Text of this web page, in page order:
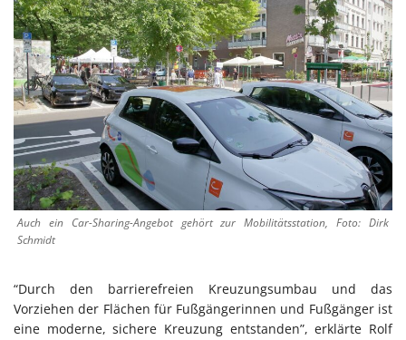
Auch ein Car-Sharing-Angebot gehört zur Mobilitätsstation, Foto: Dirk
Schmidt
“Durch den barrierefreien Kreuzungsumbau und das
Vorziehen der Flächen für Fußgängerinnen und Fußgänger ist
eine moderne, sichere Kreuzung entstanden”, erklärte Rolf